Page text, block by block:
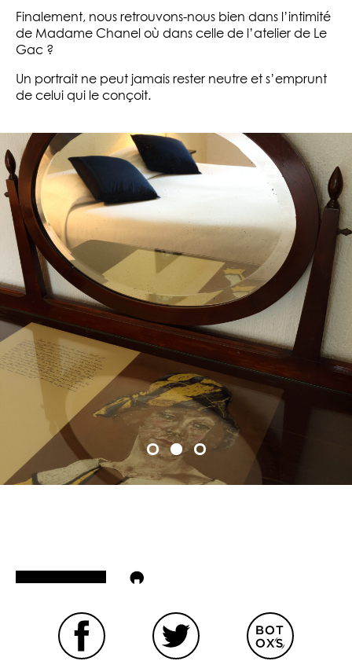
Finalement, nous retrouvons-nous bien dans l’intimité
de Madame Chanel où dans celle de l’atelier de Le
Gac ?
Un portrait ne peut jamais rester neutre et s’emprunt
de celui qui le conçoit.